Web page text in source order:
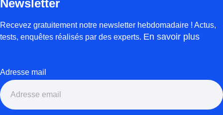
Newsletter
Recevez gratuitement notre newsletter hebdomadaire ! Actus,
tests, enquêtes réalisés par des experts. En savoir plus
Adresse mail